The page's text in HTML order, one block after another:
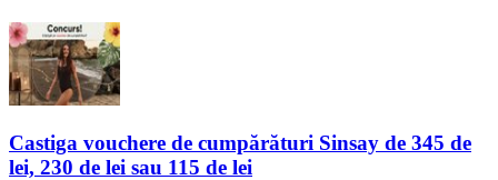
Castiga vouchere de cumpărături Sinsay de 345 de
lei, 230 de lei sau 115 de lei